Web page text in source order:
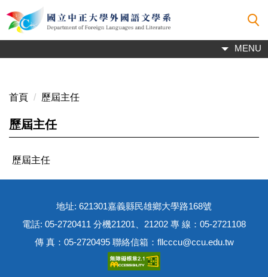
跳
到
主
區
MENU
首頁 歷屆主任
歷屆主任
歷屆主任
地址: 621301嘉義縣民雄鄉大學路168號
電話: 05-2720411 分機21201、21202 專 線：05-2721108
傳 真：05-2720495 聯絡信箱：fllcccu@ccu.edu.tw